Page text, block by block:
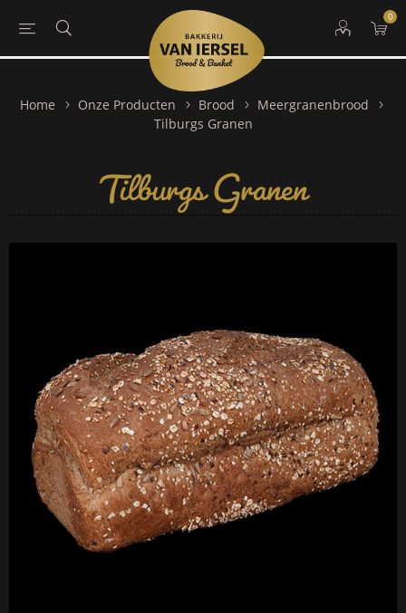
0
Home Onze Producten Brood
Meergranenbrood
Tilburgs Granen
Tilburgs Granen